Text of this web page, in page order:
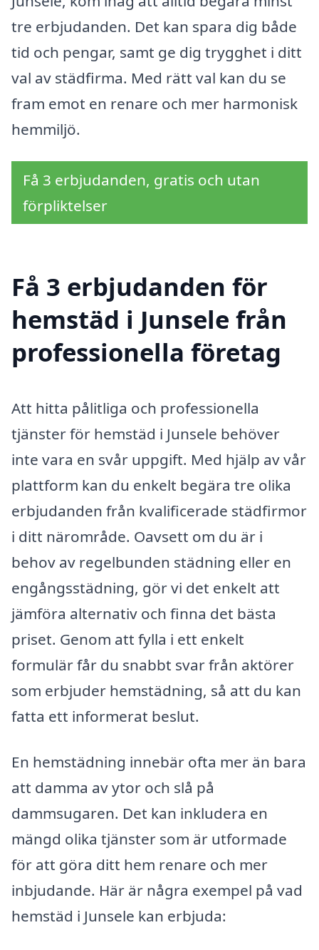
tre erbjudanden. Det kan spara dig både
tid och pengar, samt ge dig trygghet i ditt
val av städfirma. Med rätt val kan du se
fram emot en renare och mer harmonisk
hemmiljö.
Få 3 erbjudanden, gratis och utan
förpliktelser
Få 3 erbjudanden för
hemstäd i Junsele från
professionella företag
Att hitta pålitliga och professionella
tjänster för hemstäd i Junsele behöver
inte vara en svår uppgift. Med hjälp av vår
plattform kan du enkelt begära tre olika
erbjudanden från kvalificerade städfirmor
i ditt närområde. Oavsett om du är i
behov av regelbunden städning eller en
engångsstädning, gör vi det enkelt att
jämföra alternativ och finna det bästa
priset. Genom att fylla i ett enkelt
formulär får du snabbt svar från aktörer
som erbjuder hemstädning, så att du kan
fatta ett informerat beslut.
En hemstädning innebär ofta mer än bara
att damma av ytor och slå på
dammsugaren. Det kan inkludera en
mängd olika tjänster som är utformade
för att göra ditt hem renare och mer
inbjudande. Här är några exempel på vad
hemstäd i Junsele kan erbjuda: